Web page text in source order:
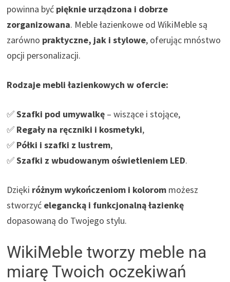
powinna być pięknie urządzona i dobrze
zorganizowana. Meble łazienkowe od WikiMeble są
zarówno praktyczne, jak i stylowe, oferując mnóstwo
opcji personalizacji.
Rodzaje mebli łazienkowych w ofercie:
✅Szafki pod umywalkę – wiszące i stojące,
✅ Regały na ręczniki i kosmetyki,
✅ Półki i szafki z lustrem,
✅Szafki z wbudowanym oświetleniem LED.
Dzięki różnym wykończeniom i kolorom możesz
stworzyć elegancką i funkcjonalną łazienkę
dopasowaną do Twojego stylu.
WikiMeble tworzy meble na
miarę Twoich oczekiwań